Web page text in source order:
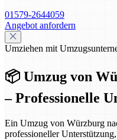
01579-2644059
Angebot anfordern
Umziehen mit
📦 Umzug von
– Professionelle
Ein Umzug von Würzburg
professioneller